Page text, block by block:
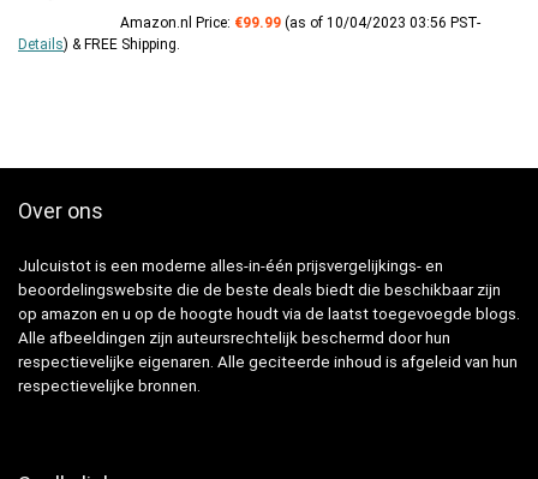
Amazon.nl Price: €99.99 (as of 10/04/2023 03:56 PST-
Details) & FREE Shipping.
Over ons
Julcuistot is een moderne alles-in-één prijsvergelijkings- en
beoordelingswebsite die de beste deals biedt die beschikbaar zijn
op amazon en u op de hoogte houdt via de laatst toegevoegde blogs.
Alle afbeeldingen zijn auteursrechtelijk beschermd door hun
respectievelijke eigenaren. Alle geciteerde inhoud is afgeleid van hun
respectievelijke bronnen.